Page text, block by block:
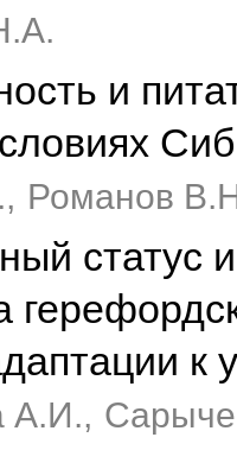
и
Романов
статус
к
А.И.,